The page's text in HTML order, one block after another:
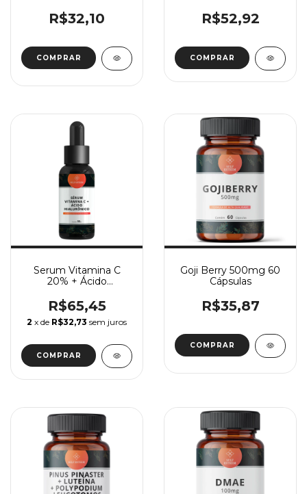
R$32,10 R$52,92
COMPRAR
Serum Vitamina C
20% + Ácido
R$65,45
2 x de R$32,73 sem juros
COMPRAR
Goji Berry 500mg 60
Cápsulas
R$35,87